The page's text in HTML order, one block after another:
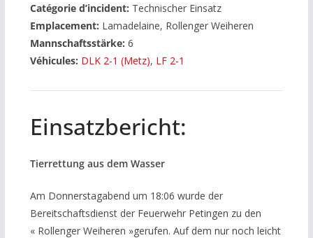
Catégorie d’incident: Technischer Einsatz
Emplacement: Lamadelaine, Rollenger Weiheren
Mannschaftsstärke: 6
Véhicules: DLK 2-1 (Metz), LF 2-1
Einsatzbericht:
Tierrettung aus dem Wasser
Am Donnerstagabend um 18:06 wurde der
Bereitschaftsdienst der Feuerwehr Petingen zu den
« Rollenger Weiheren »gerufen. Auf dem nur noch leicht